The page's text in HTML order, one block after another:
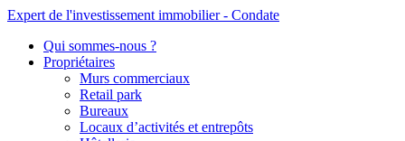
Expert de l'investissement immobilier - Condate
Qui sommes-nous ?
Propriétaires
Murs commerciaux
Retail park
Bureaux
Locaux d’activités et entrepôts